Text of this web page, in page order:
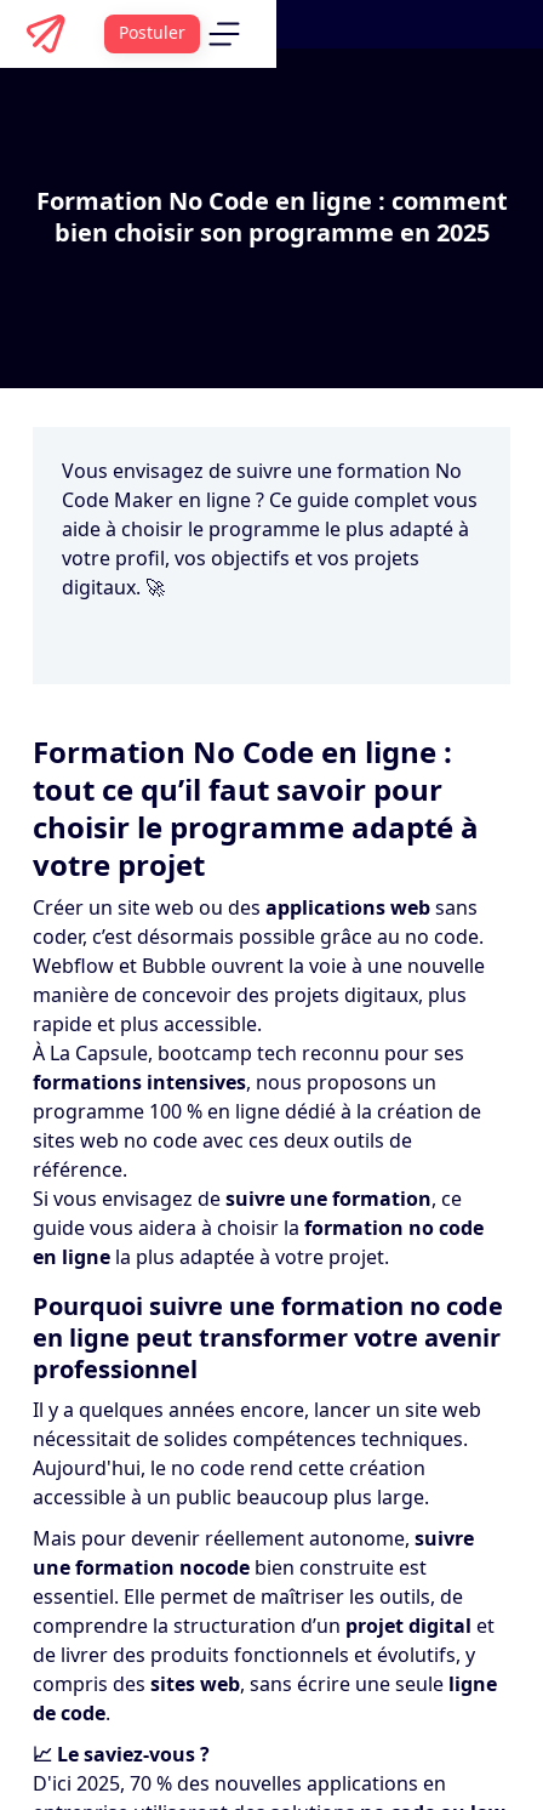
Postuler
Formation No Code en ligne : comment
bien choisir son programme en 2025
Vous envisagez de suivre uneformation No
Code Makeren ligne ? Ce guide complet vous
aide à choisir le programme le plus adapté à
votre profil, vos objectifs et vos projets
digitaux. 🚀
Formation No Code en ligne :
tout ce qu’il faut savoir pour
choisir le programme adapté à
votre projet
Créer un site web ou des applications websans
coder, c’est désormais possible grâce au no code.
Webflow et Bubble ouvrent la voie à une nouvelle
manière de concevoir des projets digitaux, plus
rapide et plus accessible.
À La Capsule, bootcamp tech reconnu pour ses
formations intensives, nous proposons un
programme 100 % en ligne dédié à la création de
sites web no code avec ces deux outils de
référence.
Si vous envisagez desuivre une formation, ce
guide vous aidera à choisir la formation no code
en lignela plus adaptée à votre projet.
Pourquoi suivre une formation no code
en ligne peut transformer votre avenir
professionnel
Il y a quelques années encore, lancer un site web
nécessitait de solides compétences techniques.
Aujourd'hui, le no code rend cette création
accessible à un public beaucoup plus large.
Mais pour devenir réellement autonome, suivre
une formation nocodebien construite est
essentiel. Elle permet de maîtriser les outils, de
comprendre la structuration d’un projet digital et
de livrer des produits fonctionnels et évolutifs, y
compris des sites web, sans écrire une seule ligne
de code.
📈 Le saviez-vous ?
D'ici 2025, 70 % des nouvelles applications en